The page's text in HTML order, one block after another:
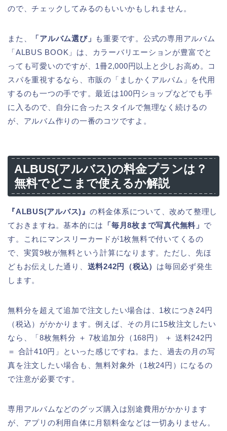
ので、チェックしてみるのもいいかもしれません。
また、 「アルバム選び」
も重要です。公式の専用アルバム
「ALBUS BOOK」は、カラーバリエーションが豊富でと
っても可愛いのですが、1冊2,000円以上と少しお高め。コ
スパを重視するなら、市販の「ましかくアルバム」を代用
するのも一つの手です。最近は100円ショップなどでも手
に入るので、自分に合ったスタイルで無理なく続けるの
が、アルバム作りの一番のコツですよ。
ALBUS(アルバス)の料金プランは？
無料でどこまで使えるか解説
『ALBUS(アルバス)』 の料金体系について、改めて整理し
ておきますね。基本的には
「毎月8枚まで写真代無料」 で
す。これにマンスリーカードが1枚無料で付いてくるの
で、実質9枚が無料という計算になります。ただし、先ほ
どもお伝えした通り、 送料242円（税込） は毎回必ず発生
します。
無料分を超えて追加で注文したい場合は、1枚につき24円
（税込）がかかります。例えば、その月に15枚注文したい
なら、「8枚無料分 ＋ 7枚追加分（168円） ＋ 送料242円
＝ 合計410円」といった感じですね。また、過去の月の写
真を注文したい場合も、無料対象外（1枚24円）になるの
で注意が必要です。
専用アルバムなどのグッズ購入は別途費用がかかります
が、アプリの利用自体に月額料金などは一切ありません。